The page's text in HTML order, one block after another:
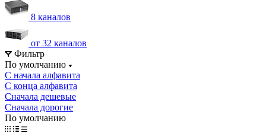
8 каналов
от 32 каналов
Фильтр
По умолчанию
С начала алфавита
С конца алфавита
Сначала дешевые
Сначала дорогие
По умолчанию